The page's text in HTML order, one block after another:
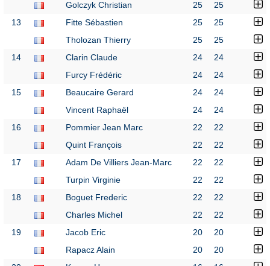
Golczyk Christian
25
25
13
Fitte Sébastien 25
25
Tholozan Thierry
25
25
14
Clarin Claude 24
24
Furcy Frédéric
24
24
15
Beaucaire Gerard 24
24
Vincent Raphaël
24
24
16
Pommier Jean Marc 22
22
Quint François
22
22
17
Adam De Villiers Jean-Marc 22
22
Turpin Virginie
22
22
18
Boguet Frederic 22
22
Charles Michel
22
22
19
Jacob Eric 20
20
Rapacz Alain
20
20